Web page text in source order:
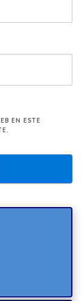
EN ESTE